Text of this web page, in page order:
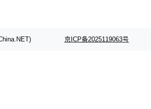
京ICP备2025119063号